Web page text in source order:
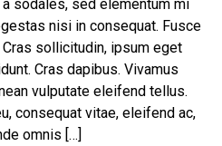
sodales, sed elementum mi
nisi in consequat. Fusce
sollicitudin, ipsum eget
Cras dapibus. Vivamus
vulputate eleifend tellus.
consequat vitae, eleifend ac,
omnis […]